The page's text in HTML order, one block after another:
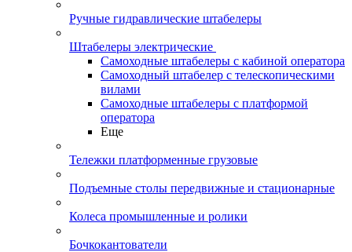
Ручные гидравлические штабелеры
Штабелеры электрические
Самоходные штабелеры с кабиной оператора
Самоходный штабелер с телескопическими
вилами
Самоходные штабелеры с платформой
оператора
Еще
Тележки платформенные грузовые
Подъемные столы передвижные и стационарные
Колеса промышленные и ролики
Бочкокантователи